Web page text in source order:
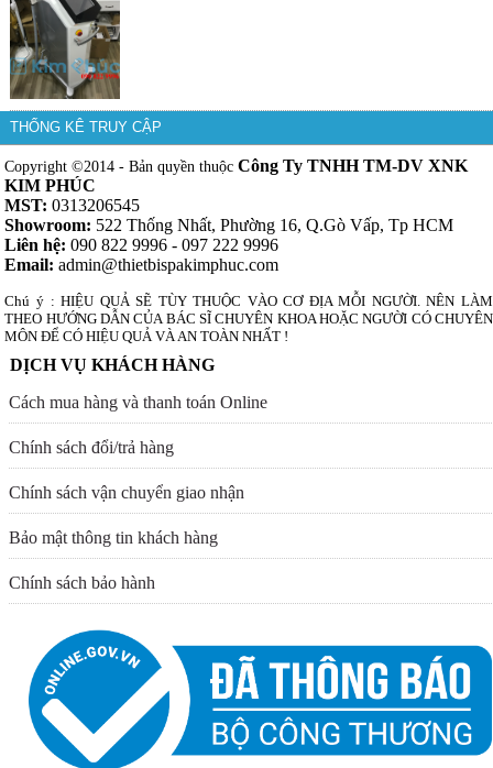
THỐNG KÊ TRUY CẬP
Copyright ©2014 - Bản quyền thuộcCông Ty TNHH TM-DV XNK
KIM PHÚC
MST: 0313206545
Showroom: 522 Thống Nhất, Phường 16, Q.Gò Vấp, Tp HCM
Liên hệ: 090 822 9996 - 097 222 9996
Email: admin@thietbispakimphuc.com
Chú ý : HIỆU QUẢ SẼ TÙY THUỘC VÀO CƠ ĐỊA MỖI NGƯỜI. NÊN LÀM
THEO HƯỚNG DẪN CỦA BÁC SĨ CHUYÊN KHOA HOẶC NGƯỜI CÓ CHUYÊN
MÔN ĐỂ CÓ HIỆU QUẢ VÀ AN TOÀN NHẤT !
DỊCH VỤ KHÁCH HÀNG
Cách mua hàng và thanh toán Online
Chính sách đổi/trả hàng
Chính sách vận chuyển giao nhận
Bảo mật thông tin khách hàng
Chính sách bảo hành